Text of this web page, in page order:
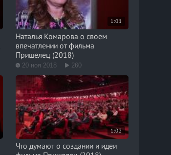
1:01
Наталья Комарова о своем
впечатлении от фильма
Пришелец (2018)
20 ноя 2018 260
1:02
Что думают о создании и идеи